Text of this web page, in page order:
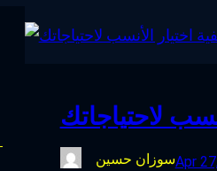
لاحتياجاتك
سوزان حسينApr